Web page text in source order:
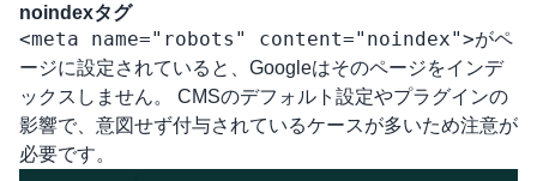
noindexタグ
<meta name="robots" content="noindex">がペ
ージに設定されていると、Googleはそのページをインデ
ックスしません。 CMSのデフォルト設定やプラグインの
影響で、意図せず付与されているケースが多いため注意が
必要です。